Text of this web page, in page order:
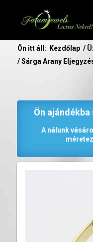
Ön itt áll: Kezdőlap /
/ Sárga Arany
Ön
A nálunk